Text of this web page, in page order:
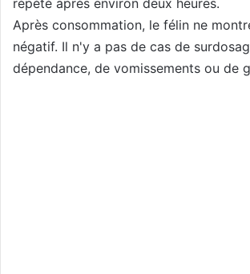
Après consommation, le félin ne
négatif. Il n'y a pas de cas de
dépendance, de vomissements ou de